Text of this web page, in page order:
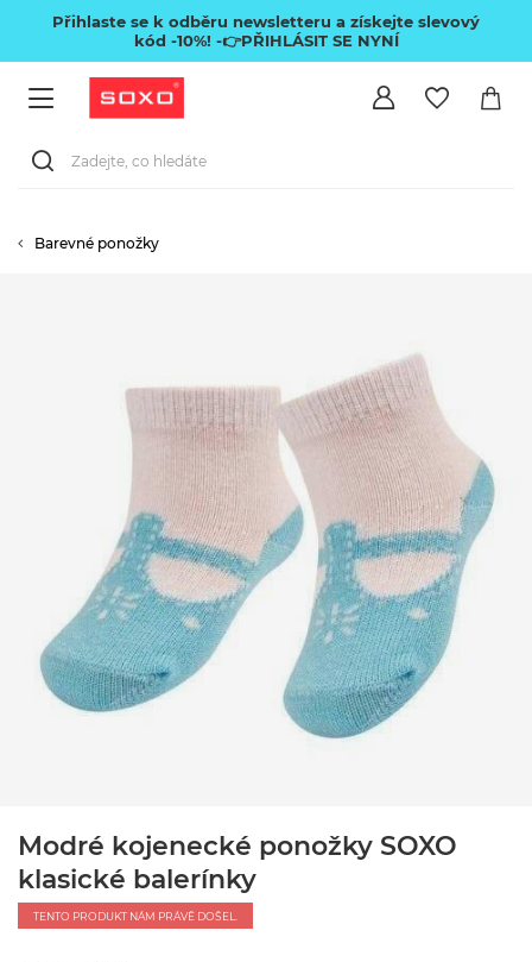
Přihlaste se k odběru newsletteru a získejte slevový
kód -10%! -👉PŘIHLÁSIT SE NYNÍ
Barevné ponožky
Modré kojenecké ponožky SOXO
klasické balerínky
TENTO PRODUKT NÁM PRÁVĚ DOŠEL.